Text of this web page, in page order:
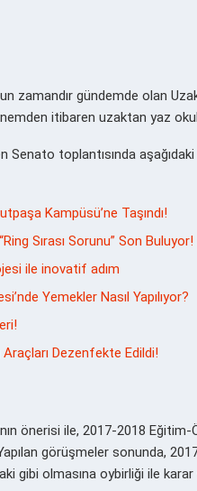
zamandır gündemde olan
itibaren uzaktan yaz
toplantısında
Kampüsü’ne Taşındı!
Sırası Sorunu” Son Buluyor!
ile inovatif adım
Yemekler Nasıl Yapılıyor?
Araçları Dezenfekte Edildi!
önerisi ile, 2017-2018
görüşmeler sonunda,
gibi olmasına oybirliği ile karar